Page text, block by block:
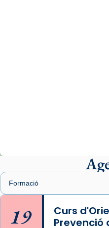
presidit aquest 27 de
Santes de Mataró.
🔗tinyurl.com/cvu5jmbk
📸 J. Merino
Photo
19
Curs
Prevenció